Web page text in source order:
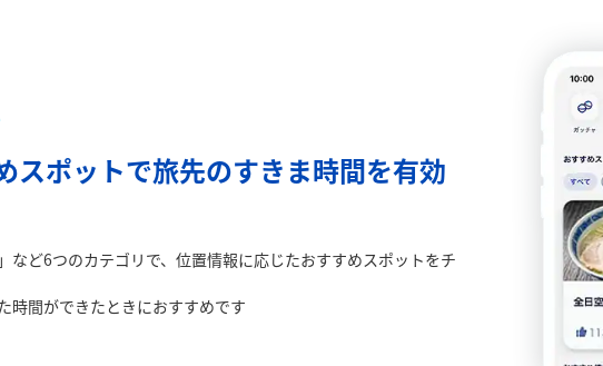
スポットで旅先のすきま時間を有効
など6つのカテゴリで、位置情報に応じたおすすめスポットをチ
時間ができたときにおすすめです